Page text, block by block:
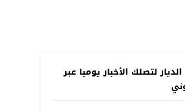
لتصلك الأخبار يوميا عبر